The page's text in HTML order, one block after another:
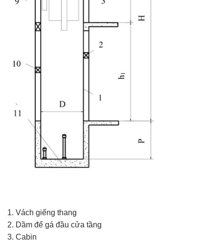
1. Vách giếng thang
2. Dầm để gá đầu cửa tầng
3. Cabin